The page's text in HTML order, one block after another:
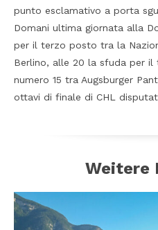
punto esclamativo a porta
Domani ultima giornata alla
per il terzo posto tra la
Berlino, alle 20 la sfuda per il
numero 15 tra Augsburger
ottavi di finale di CHL
Weitere